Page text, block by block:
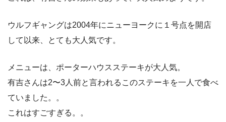
ウルフギャングは2004年にニューヨークに１号点を開店
して以来、とても大人気です。
メニューは、ポーターハウスステーキが大人気。
有吉さんは2〜3人前と言われるこのステーキを一人で食べ
ていました。。
これはすごすぎる。。